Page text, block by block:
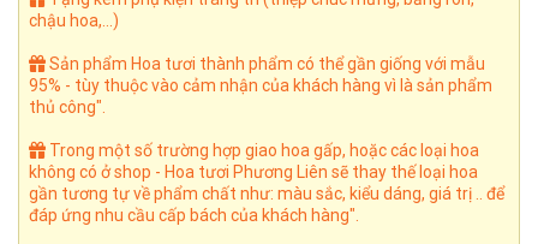
chậu hoa,...)
Sản phẩm Hoa tươi thành phẩm có thể gần giống với mẫu
95% - tùy thuộc vào cảm nhận của khách hàng vì là sản phẩm
thủ công".
Trong một số trường hợp giao hoa gấp, hoặc các loại hoa
không có ở shop - Hoa tươi Phương Liên sẽ thay thế loại hoa
gần tương tự về phẩm chất như: màu sắc, kiểu dáng, giá trị .. để
đáp ứng nhu cầu cấp bách của khách hàng".